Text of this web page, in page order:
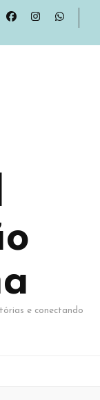
e conectando